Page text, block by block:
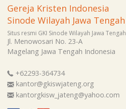
Gereja Kristen Indonesia
Sinode Wilayah Jawa Tengah
Situs resmi GKI Sinode Wilayah Jawa Tengah
Jl. Menowosari No. 23-A
Magelang Jawa Tengah Indonesia
+62293-364734
kantor@gkiswjateng.org
kantorgkisw_jateng@yahoo.com